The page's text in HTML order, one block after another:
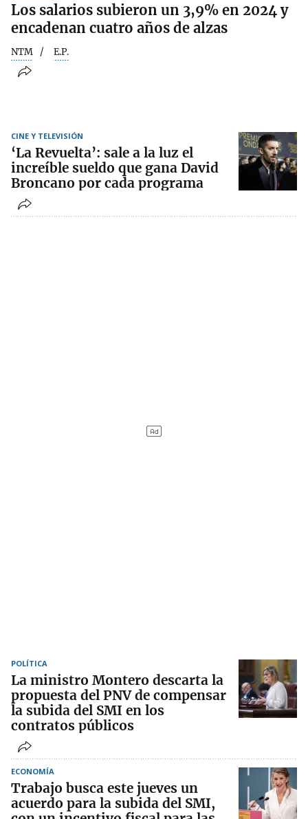
Los salarios subieron un 3,9% en 2024 y
encadenan cuatro años de alzas
NTM E.P.
CINE Y TELEVISIÓN
‘La Revuelta’: sale a la luz el
increíble sueldo que gana David
Broncano por cada programa
POLÍTICA
La ministro Montero descarta la
propuesta del PNV de compensar
la subida del SMI en los
contratos públicos
ECONOMÍA
Trabajo busca este jueves un
acuerdo para la subida del SMI,